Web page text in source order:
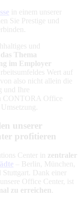
in einem unserer
Sie Prestige und
und
Thema
im Employer
Wert auf
also nicht allein die
und Ihre
CONTORA Office
unserer
profitieren
Center in zentraler
– Berlin, München,
Dank einer
Office Center, ist
zu erreichen